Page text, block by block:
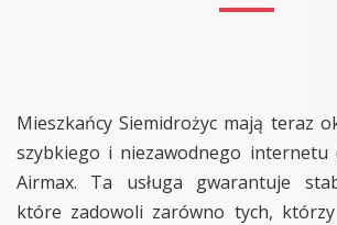
Mieszkańcy Siemidrożyc mają teraz
szybkiego i niezawodnego internetu
Airmax. Ta usługa gwarantuje
które zadowoli zarówno tych,